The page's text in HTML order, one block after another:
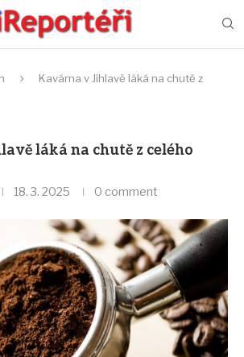
Kavárna v Jihlavě láká na chutě z
láká na chutě z celého
18. 3. 2025 0 comment